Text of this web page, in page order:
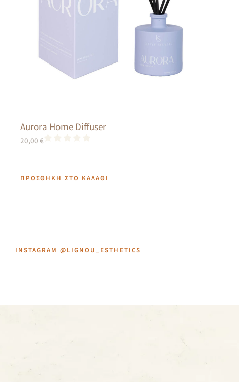
Aurora Home Diffuser
20,00€
ΠΡΟΣΘΉΚΗ ΣΤΟ ΚΑΛΆΘΙ
INSTAGRAM @LIGNOU_ESTHETICS